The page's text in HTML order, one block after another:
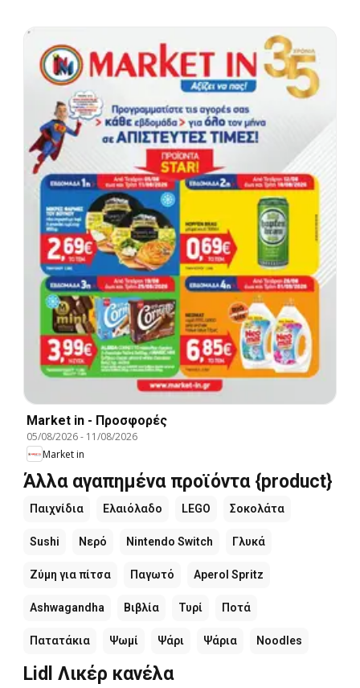
Market in - Προσφορές
05/08/2026- 11/08/2026
Market in
Άλλα αγαπημένα προϊόντα {product}
Παιχνίδια Ελαιόλαδο LEGO Σοκολάτα
Sushi Νερό Nintendo Switch Γλυκά
Ζύμη για πίτσα Παγωτό Aperol Spritz
Ashwagandha Βιβλία Τυρί Ποτά
Πατατάκια Ψωμί Ψάρι Ψάρια Noodles
Lidl Λικέρ κανέλα